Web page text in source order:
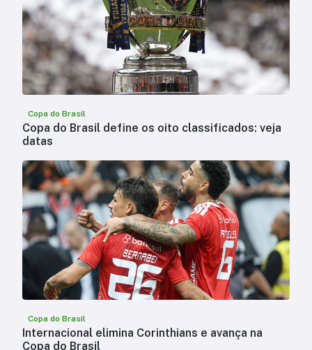
Copa do Brasil
Copa do Brasil define os oito classificados: veja
datas
Copa do Brasil
Internacional elimina Corinthians e avança na
Copa do Brasil